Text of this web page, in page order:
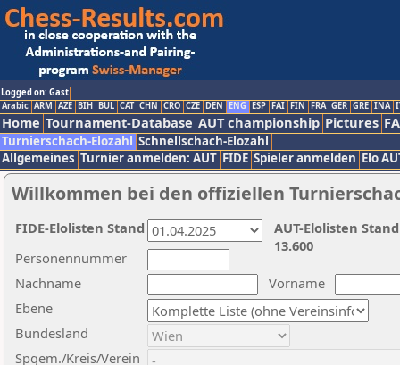
Logged on: Gast
Arabic ARM AZE BIH BUL CAT CHN CRO CZE DEN ENG ESP FAI FIN FRA GER GRE INA
Home Tournament-Database AUT championship Pictures
Turnierschach-Elozahl Schnellschach-Elozahl
Allgemeines Turnier anmelden: AUT FIDE Spieler anmelden Elo
Willkommen bei den offiziellen
Nachname
Vorname
Ebene
Personennummer
Bundesland
Spgem./Kreis/Verein
AUT-Elolisten
13.600
FIDE-Elolisten Stand